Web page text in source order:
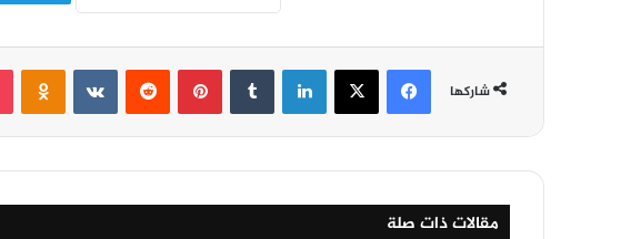
شاركها
فيسبوك ‫X لينكدإن بينتيريست
مقالات ذات صلة